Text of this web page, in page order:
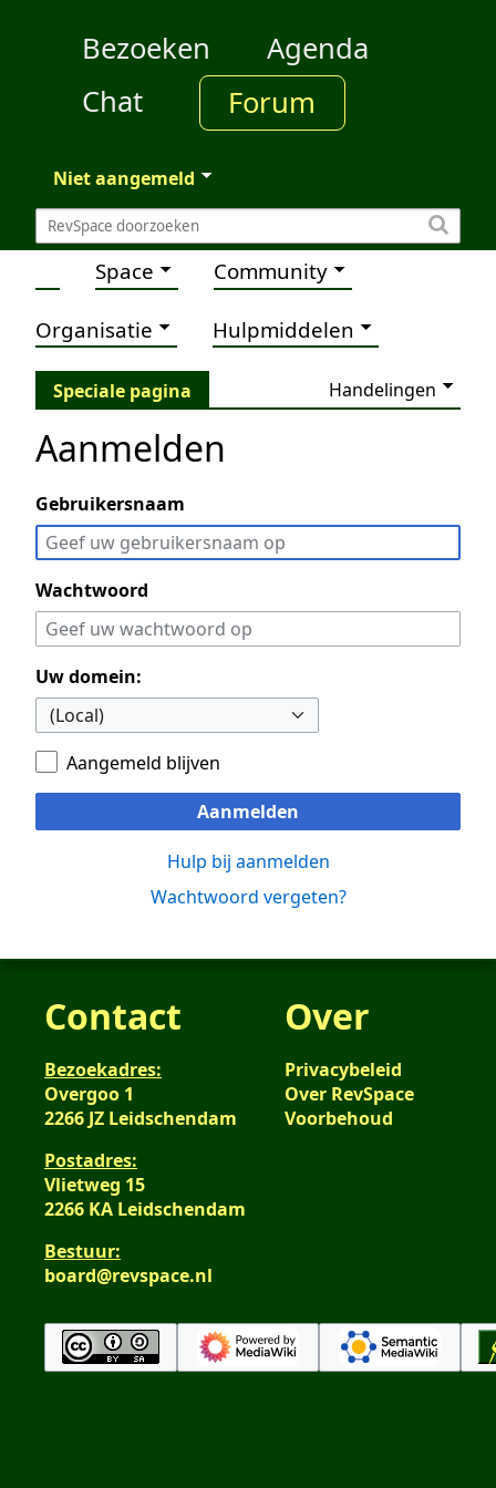
Bezoeken
Agenda
Chat
Forum
Niet aangemeld
Space Community
Organisatie Hulpmiddelen
Speciale pagina Handelingen
Aanmelden
Gebruikersnaam
Wachtwoord
Uw domein:
Aangemeld blijven
Aanmelden
Hulp bij aanmelden
Wachtwoord vergeten?
Contact
Bezoekadres:
Overgoo 1
2266 JZ Leidschendam
Postadres:
Vlietweg 15
2266 KA Leidschendam
Bestuur:
board@revspace.nl
Over
Privacybeleid
Over RevSpace
Voorbehoud